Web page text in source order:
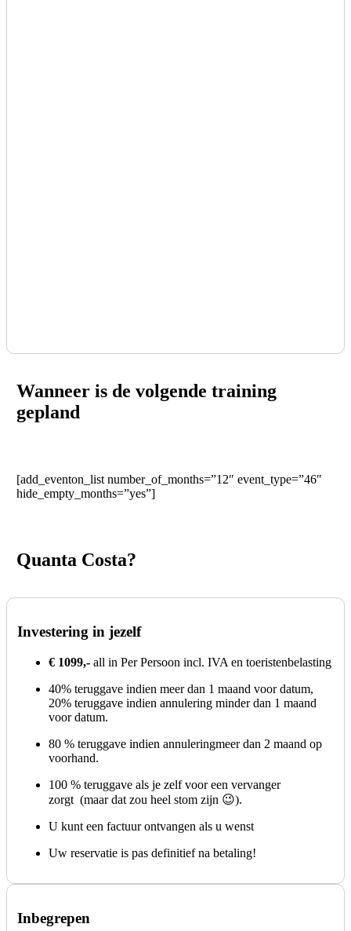
Wanneer is de volgende training
gepland
[add_eventon_list number_of_months=”12″ event_type=”46″
hide_empty_months=”yes”]
Quanta Costa?
Investering in jezelf
€ 1099,-all in Per Persoon incl. IVA en toeristenbelasting
40% teruggave indien meer dan 1 maand voor datum,
20% teruggave indien annulering minder dan 1 maand
voor datum.
80 % teruggave indien annuleringmeer dan 2 maand op
voorhand.
100 % teruggave als je zelf voor een vervanger
zorgt (maar dat zou heel stom zijn 😉).
U kunt een factuur ontvangen als u wenst
Uw reservatie is pas definitief na betaling!
Inbegrepen